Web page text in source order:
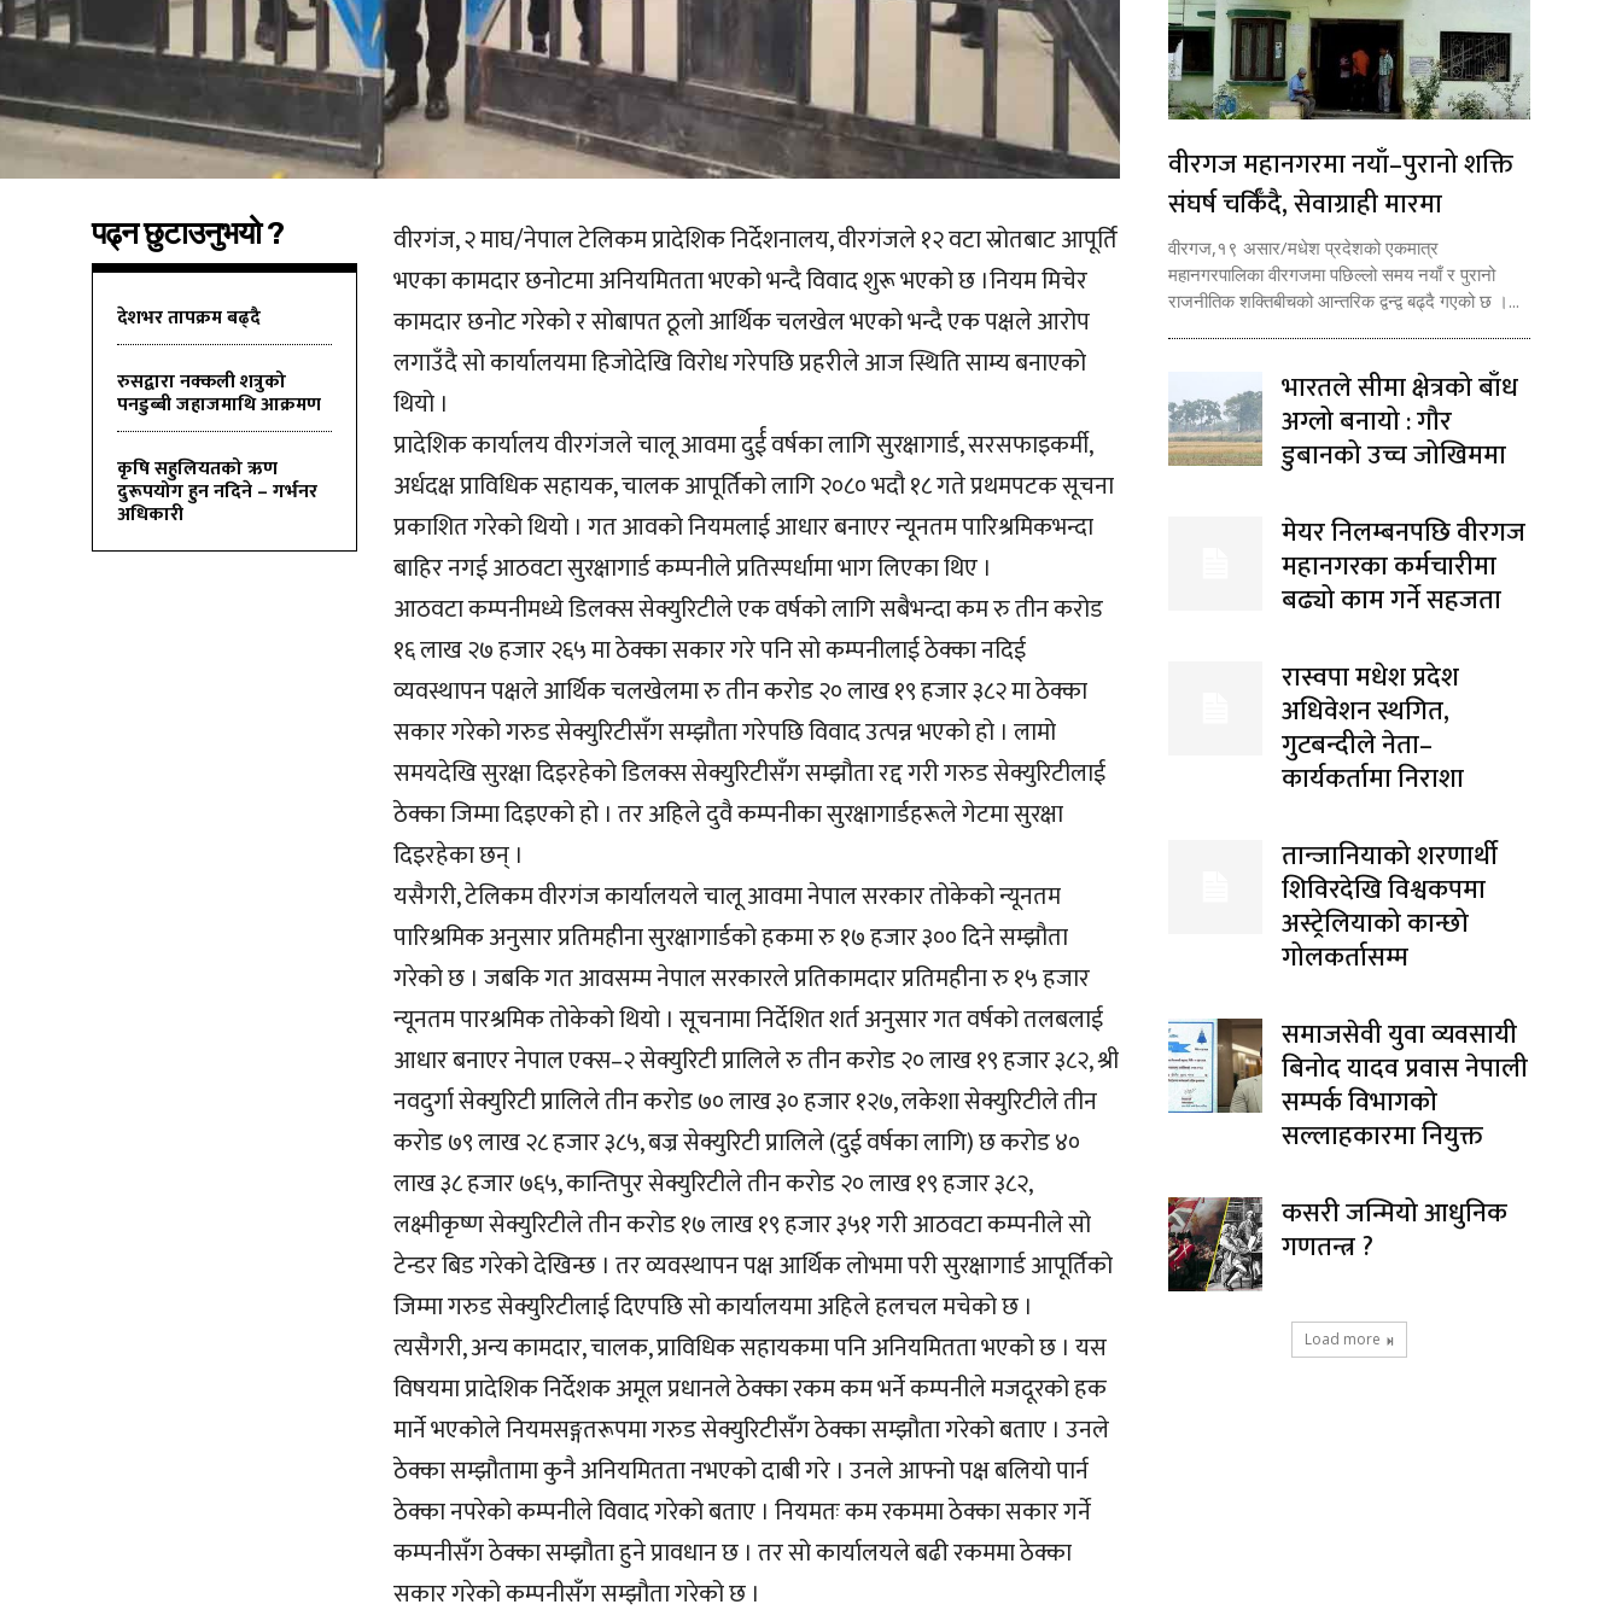
पढ्न छुटाउनुभयो ?
देशभर तापक्रम बढ्दै
रुसद्वारा नक्कली शत्रुको
पनडुब्बी जहाजमाथि आक्रमण
कृषि सहुलियतको ऋण
दुरूपयोग हुन नदिने – गर्भनर
अधिकारी
वीरगंज, २ माघ/नेपाल टेलिकम प्रादेशिक निर्देशनालय, वीरगंजले १२ वटा स्रोतबाट आपूर्ति
भएका कामदार छनोटमा अनियमितता भएको भन्दै विवाद शुरू भएको छ ।नियम मिचेर
कामदार छनोट गरेको र सोबापत ठूलो आर्थिक चलखेल भएको भन्दै एक पक्षले आरोप
लगाउँदै सो कार्यालयमा हिजोदेखि विरोध गरेपछि प्रहरीले आज स्थिति साम्य बनाएको
थियो ।
प्रादेशिक कार्यालय वीरगंजले चालू आवमा दुर्ई वर्षका लागि सुरक्षागार्ड, सरसफाइकर्मी,
अर्धदक्ष प्राविधिक सहायक, चालक आपूर्तिको लागि २०८० भदौ १८ गते प्रथमपटक सूचना
प्रकाशित गरेको थियो । गत आवको नियमलाई आधार बनाएर न्यूनतम पारिश्रमिकभन्दा
बाहिर नगई आठवटा सुरक्षागार्ड कम्पनीले प्रतिस्पर्धामा भाग लिएका थिए ।
आठवटा कम्पनीमध्ये डिलक्स सेक्युरिटीले एक वर्षको लागि सबैभन्दा कम रु तीन करोड
१६ लाख २७ हजार २६५ मा ठेक्का सकार गरे पनि सो कम्पनीलाई ठेक्का नदिई
व्यवस्थापन पक्षले आर्थिक चलखेलमा रु तीन करोड २० लाख १९ हजार ३८२ मा ठेक्का
सकार गरेको गरुड सेक्युरिटीसँग सम्झौता गरेपछि विवाद उत्पन्न भएको हो । लामो
समयदेखि सुरक्षा दिइरहेको डिलक्स सेक्युरिटीसँग सम्झौता रद्द गरी गरुड सेक्युरिटीलाई
ठेक्का जिम्मा दिइएको हो । तर अहिले दुवै कम्पनीका सुरक्षागार्डहरूले गेटमा सुरक्षा
दिइरहेका छन् ।
यसैगरी, टेलिकम वीरगंज कार्यालयले चालू आवमा नेपाल सरकार तोकेको न्यूनतम
पारिश्रमिक अनुसार प्रतिमहीना सुरक्षागार्डको हकमा रु १७ हजार ३०० दिने सम्झौता
गरेको छ । जबकि गत आवसम्म नेपाल सरकारले प्रतिकामदार प्रतिमहीना रु १५ हजार
न्यूनतम पारश्रमिक तोकेको थियो । सूचनामा निर्देशित शर्त अनुसार गत वर्षको तलबलाई
आधार बनाएर नेपाल एक्स–२ सेक्युरिटी प्रालिले रु तीन करोड २० लाख १९ हजार ३८२, श्री
नवदुर्गा सेक्युरिटी प्रालिले तीन करोड ७० लाख ३० हजार १२७, लकेशा सेक्युरिटीले तीन
करोड ७९ लाख २८ हजार ३८५, बज्र सेक्युरिटी प्रालिले (दुई वर्षका लागि) छ करोड ४०
लाख ३८ हजार ७६५, कान्तिपुर सेक्युरिटीले तीन करोड २० लाख १९ हजार ३८२,
लक्ष्मीकृष्ण सेक्युरिटीले तीन करोड १७ लाख १९ हजार ३५१ गरी आठवटा कम्पनीले सो
टेन्डर बिड गरेको देखिन्छ । तर व्यवस्थापन पक्ष आर्थिक लोभमा परी सुरक्षागार्ड आपूर्तिको
जिम्मा गरुड सेक्युरिटीलाई दिएपछि सो कार्यालयमा अहिले हलचल मचेको छ ।
त्यसैगरी, अन्य कामदार, चालक, प्राविधिक सहायकमा पनि अनियमितता भएको छ । यस
विषयमा प्रादेशिक निर्देशक अमूल प्रधानले ठेक्का रकम कम भर्ने कम्पनीले मजदूरको हक
मार्ने भएकोले नियमसङ्गतरूपमा गरुड सेक्युरिटीसँग ठेक्का सम्झौता गरेको बताए । उनले
ठेक्का सम्झौतामा कुनै अनियमितता नभएको दाबी गरे । उनले आफ्नो पक्ष बलियो पार्न
ठेक्का नपरेको कम्पनीले विवाद गरेको बताए । नियमतः कम रकममा ठेक्का सकार गर्ने
कम्पनीसँग ठेक्का सम्झौता हुने प्रावधान छ । तर सो कार्यालयले बढी रकममा ठेक्का
सकार गरेको कम्पनीसँग सम्झौता गरेको छ ।
वीरगज महानगरमा नयाँ–पुरानो शक्ति
संघर्ष चर्किँदै, सेवाग्राही मारमा
वीरगज,१९ असार/मधेश प्रदेशको एकमात्र
महानगरपालिका वीरगजमा पछिल्लो समय नयाँ र पुरानो
राजनीतिक शक्तिबीचको आन्तरिक द्वन्द्व बढ्दै गएको छ ।...
भारतले सीमा क्षेत्रको बाँध
अग्लो बनायो : गौर
डुबानको उच्च जोखिममा
मेयर निलम्बनपछि वीरगज
महानगरका कर्मचारीमा
बढ्यो काम गर्ने सहजता
रास्वपा मधेश प्रदेश
अधिवेशन स्थगित,
गुटबन्दीले नेता–
कार्यकर्तामा निराशा
तान्जानियाको शरणार्थी
शिविरदेखि विश्वकपमा
अस्ट्रेलियाको कान्छो
गोलकर्तासम्म
समाजसेवी युवा व्यवसायी
बिनोद यादव प्रवास नेपाली
सम्पर्क विभागको
सल्लाहकारमा नियुक्त
कसरी जन्मियो आधुनिक
गणतन्त्र ?
Load more